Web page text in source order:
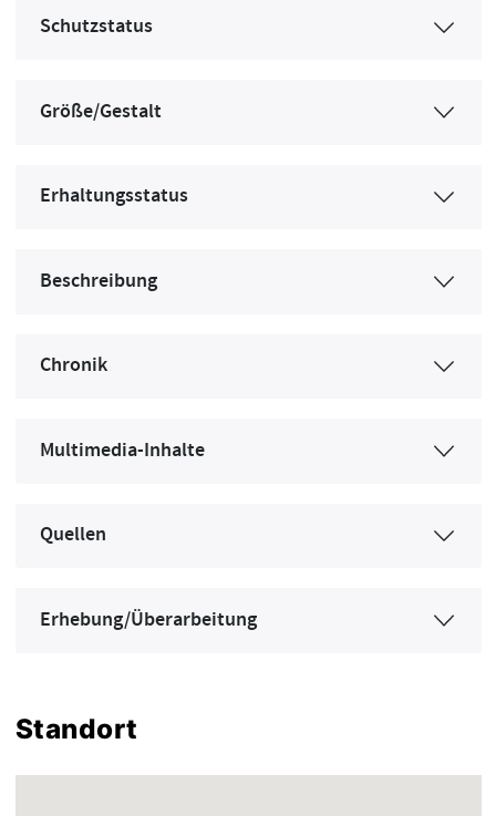
Schutzstatus
Größe/Gestalt
Erhaltungsstatus
Beschreibung
Chronik
Multimedia-Inhalte
Quellen
Erhebung/Überarbeitung
Standort